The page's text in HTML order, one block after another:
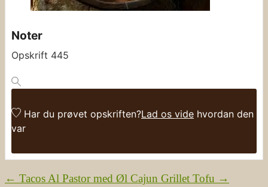
Noter
Opskrift 445
Har du prøvet opskriften?Lad os vide hvordan den
var
← Tacos Al Pastor med Øl Cajun Grillet Tofu →